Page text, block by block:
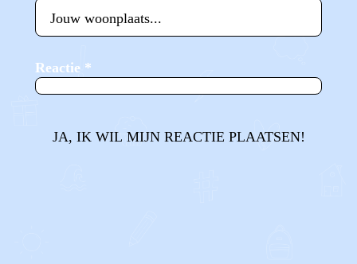
Reactie *
JA, IK WIL MIJN REACTIE PLAATSEN!